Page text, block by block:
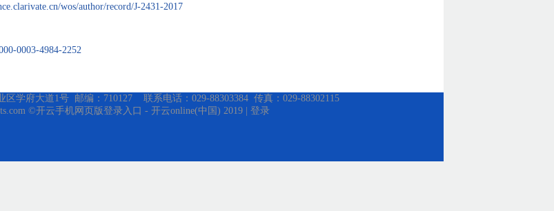
wos/author/record/J-2431-2017
0003-4984-2252
区学府大道1号 邮编：710127 联系电话：029-88303384 传真：029-88302115
©开云手机网页版登录入口 - 开云online(中国) 2019 | 登录